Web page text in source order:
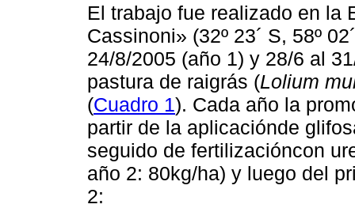
El trabajo fue realizado en la
Cassinoni» (32º 23´ S, 58º
24/8/2005 (año 1) y 28/6 al
pastura de raigrás (Lolium
(Cuadro 1). Cada año la
partir de la aplicaciónde
seguido de fertilizacióncon
año 2: 80kg/ha) y luego del
2: